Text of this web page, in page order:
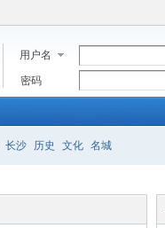
用户名
密码
长沙 历史 文化 名城